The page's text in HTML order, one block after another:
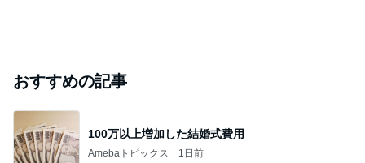
おすすめの記事
100万以上増加した結婚式費用
Amebaトピックス 1日前